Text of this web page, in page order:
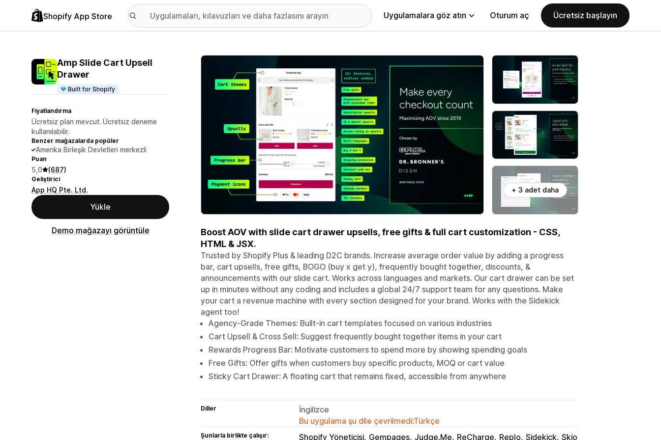
Shopify App Store Uygulamalara göz atın Oturum aç Ücretsiz başlayın
Amp Slide Cart Upsell
Drawer
Built for Shopify
Fiyatlandırma
Ücretsiz plan mevcut. Ücretsiz deneme
kullanılabilir.
Benzer mağazalarda popüler
Amerika Birleşik Devletleri merkezli
Puan
5,0 (687)
Geliştirici
App HQ Pte. Ltd.
Yükle
Demo mağazayı görüntüle
Öne çıkan görsel galerisi
+ 3 adet daha
Boost AOV with slide cart drawer upsells, free gifts & full cart customization - CSS,
HTML & JSX.
Trusted by Shopify Plus & leading D2C brands. Increase average order value by adding a progress
bar, cart upsells, free gifts, BOGO (buy x get y), frequently bought together, discounts, &
announcements with our slide cart. Works across languages and markets. Our cart drawer can be set
up in minutes without any coding and includes a global 24/7 support team for any questions. Make
your cart a revenue machine with every section designed for your brand. Works with the Sidekick
agent too!
Agency-Grade Themes: Built-in cart templates focused on various industries
Cart Upsell & Cross Sell: Suggest frequently bought together items in your cart
Rewards Progress Bar: Motivate customers to spend more by showing spending goals
Free Gifts: Offer gifts when customers buy specific products, MOQ or cart value
Sticky Cart Drawer: A floating cart that remains fixed, accessible from anywhere
Diller
İngilizce
Bu uygulama şu dile çevrilmedi:Türkçe
Şunlarla birlikte çalışır: Shopify Yöneticisi Gempages Judge.Me ReCharge Replo Sidekick Skio